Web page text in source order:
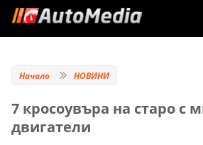
Начало НОВИНИ
7 кросоувъра на старо с
двигатели